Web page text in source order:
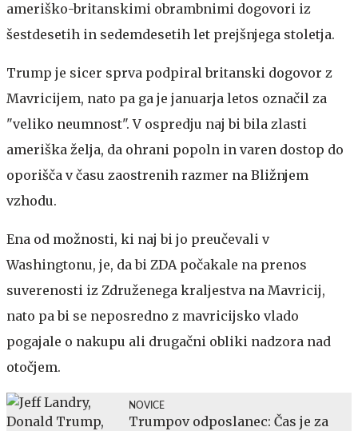
ameriško-britanskimi obrambnimi dogovori iz
šestdesetih in sedemdesetih let prejšnjega stoletja.
Trump je sicer sprva podpiral britanski dogovor z
Mavricijem, nato pa ga je januarja letos označil za
"veliko neumnost". V ospredju naj bi bila zlasti
ameriška želja, da ohrani popoln in varen dostop do
oporišča v času zaostrenih razmer na Bližnjem
vzhodu.
Ena od možnosti, ki naj bi jo preučevali v
Washingtonu, je, da bi ZDA počakale na prenos
suverenosti iz Združenega kraljestva na Mavricij,
nato pa bi se neposredno z mavricijsko vlado
pogajale o nakupu ali drugačni obliki nadzora nad
otočjem.
NOVICE
Trumpov odposlanec: Čas je za